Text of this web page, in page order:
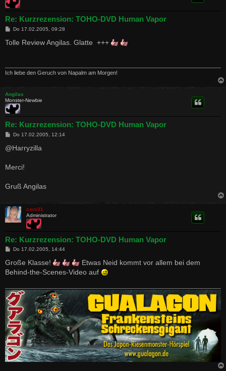
Re: Kurzrezension: TOHO-DVD Human Vapor
B
i
t
Do 17.02.2005, 09:28
Tolle Review Angilas. Glatte +++
Ich liebe den Geruch von Napalm am Morgen!
Angilas
Monster-Newbie
Re: Kurzrezension: TOHO-DVD Human Vapor
B
i
g
Do 17.02.2005, 12:14
@Harryzilla
Merci!
Gruß Angilas
caro31
Administrator
Re: Kurzrezension: TOHO-DVD Human Vapor
B
i
t
r
Do 17.02.2005, 14:44
Große Klasse!
Etwas Neid kommt vor allem bei dem
Behind-the-Scenes-Video auf